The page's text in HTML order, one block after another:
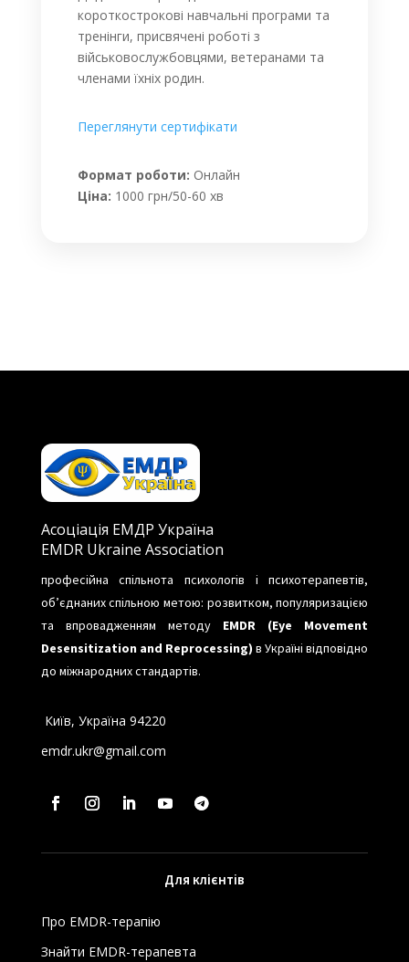
короткострокові навчальні програми та
тренінги, присвячені роботі з
військовослужбовцями, ветеранами та
членами їхніх родин.
Переглянути сертифікати
Формат роботи: Онлайн
Ціна: 1000 грн/50-60 хв
Асоціація ЕМДР Україна
EMDR Ukraine Association
професійна спільнота психологів і психотерапевтів,
об’єднаних спільною метою: розвитком, популяризацією
та впровадженням методу EMDR (Eye Movement
Desensitization and Reprocessing) в Україні відповідно
до міжнародних стандартів.
Київ, Україна 94220
emdr.ukr@gmail.com
Для клієнтів
Про EMDR-терапію
Знайти EMDR-терапевта